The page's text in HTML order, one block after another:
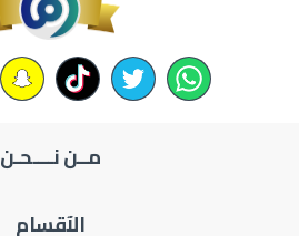
مــن نــــحـن
الآقسام